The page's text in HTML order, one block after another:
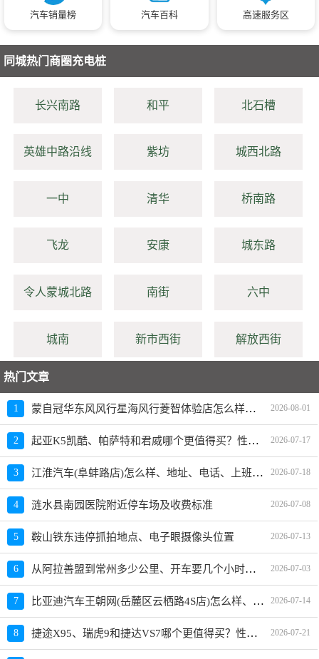
汽车销量榜 汽车百科 高速服务区
同城热门商圈充电桩
长兴南路 和平 北石槽
英雄中路沿线 紫坊 城西北路
一中 清华 桥南路
飞龙 安康 城东路
令人蒙城北路 南街 六中
城南 新市西街 解放西街
热门文章
1 蒙自冠华东风风行星海风行菱智体验店怎么样、地址、电话、上班时间查询 2026-08-01
2 起亚K5凯酷、帕萨特和君威哪个更值得买？性价比、配置对比 2026-07-17
3 江淮汽车(阜蚌路店)怎么样、地址、电话、上班时间查询 2026-07-18
4 涟水县南园医院附近停车场及收费标准 2026-07-08
5 鞍山铁东违停抓拍地点、电子眼摄像头位置 2026-07-13
6 从阿拉善盟到常州多少公里、开车要几个小时？过路费、油费等 2026-07-03
7 比亚迪汽车王朝网(岳麓区云栖路4S店)怎么样、地址、电话、上班时间查询 2026-07-14
8 捷途X95、瑞虎9和捷达VS7哪个更值得买？性价比、配置对比 2026-07-21